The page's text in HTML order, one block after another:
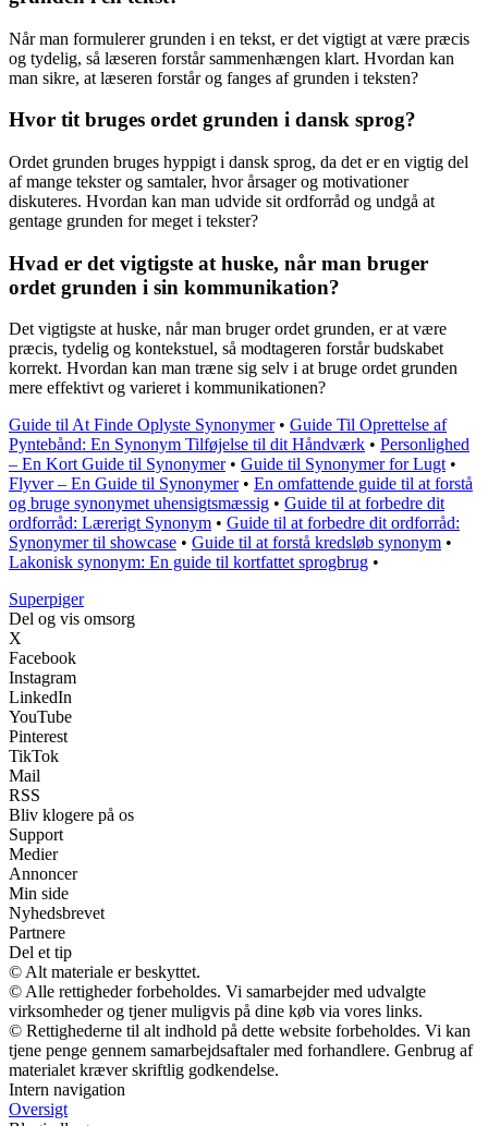
Når man formulerer grunden i en tekst, er det vigtigt at være præcis
og tydelig, så læseren forstår sammenhængen klart. Hvordan kan
man sikre, at læseren forstår og fanges af grunden i teksten?
Hvor tit bruges ordet grunden i dansk sprog?
Ordet grunden bruges hyppigt i dansk sprog, da det er en vigtig del
af mange tekster og samtaler, hvor årsager og motivationer
diskuteres. Hvordan kan man udvide sit ordforråd og undgå at
gentage grunden for meget i tekster?
Hvad er det vigtigste at huske, når man bruger
ordet grunden i sin kommunikation?
Det vigtigste at huske, når man bruger ordet grunden, er at være
præcis, tydelig og kontekstuel, så modtageren forstår budskabet
korrekt. Hvordan kan man træne sig selv i at bruge ordet grunden
mere effektivt og varieret i kommunikationen?
Guide til At Finde Oplyste Synonymer• Guide Til Oprettelse af
Pyntebånd: En Synonym Tilføjelse til dit Håndværk • Personlighed
– En Kort Guide til Synonymer• Guide til Synonymer for Lugt•
Flyver – En Guide til Synonymer• En omfattende guide til at forstå
og bruge synonymet uhensigtsmæssig • Guide til at forbedre dit
ordforråd: Lærerigt Synonym • Guide til at forbedre dit ordforråd:
Synonymer til showcase • Guide til at forstå kredsløb synonym •
Lakonisk synonym: En guide til kortfattet sprogbrug •
Superpiger
Del og vis omsorg
X
Facebook
Instagram
LinkedIn
YouTube
Pinterest
TikTok
Mail
RSS
Bliv klogere på os
Support
Medier
Annoncer
Min side
Nyhedsbrevet
Partnere
Del et tip
© Alt materiale er beskyttet.
© Alle rettigheder forbeholdes. Vi samarbejder med udvalgte
virksomheder og tjener muligvis på dine køb via vores links.
© Rettighederne til alt indhold på dette website forbeholdes. Vi kan
tjene penge gennem samarbejdsaftaler med forhandlere. Genbrug af
materialet kræver skriftlig godkendelse.
Intern navigation
Oversigt